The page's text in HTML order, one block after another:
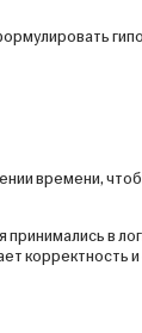
времени,
в
корректность